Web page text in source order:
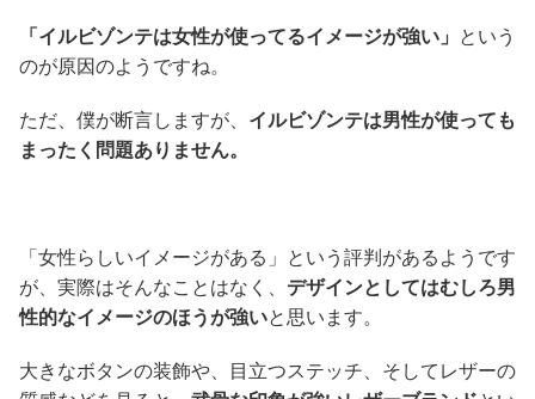
「イルビゾンテは女性が使ってるイメージが強い」 という
のが原因のようですね。
ただ、僕が断言しますが、 イルビゾンテは男性が使っても
まったく問題ありません。
「女性らしいイメージがある」という評判があるようです
が、実際はそんなことはなく、 デザインとしてはむしろ男
性的なイメージのほうが強いと思います。
大きなボタンの装飾や、目立つステッチ、そしてレザーの